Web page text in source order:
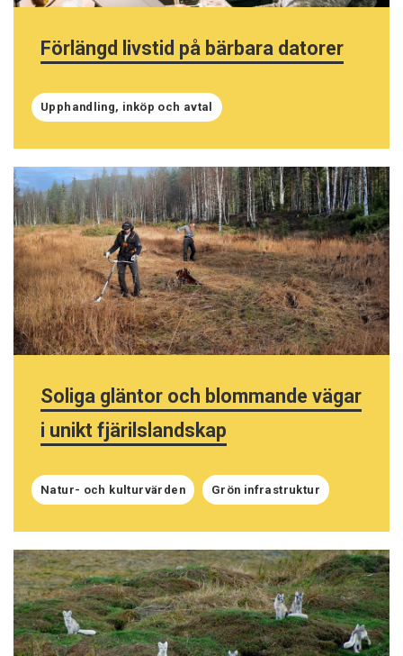
Förlängd livstid på bärbara datorer
Upphandling, inköp och avtal
Soliga gläntor och blommande vägar
i unikt fjärilslandskap
Natur- och kulturvärden Grön infrastruktur